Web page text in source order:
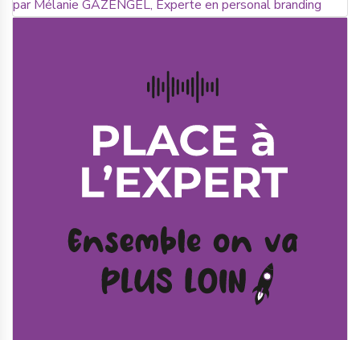
par Mélanie GAZENGEL, Experte en personal branding